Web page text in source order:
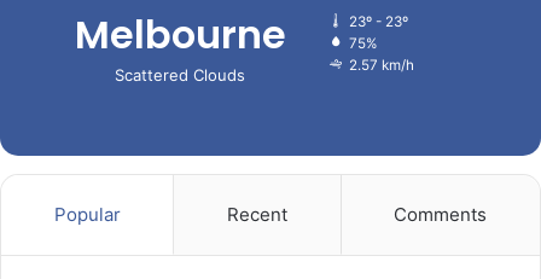
Melbourne
Scattered Clouds
23º - 23º
75%
2.57 km/h
Popular Recent Comments